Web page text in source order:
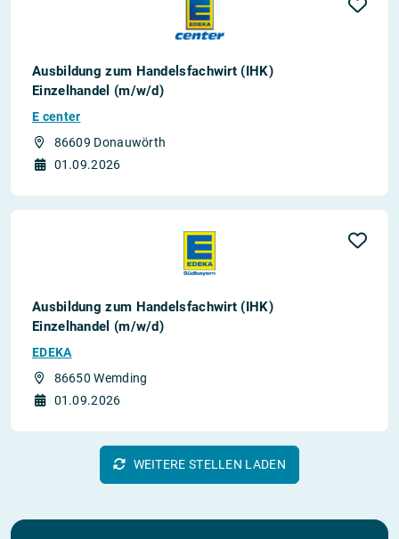
Ausbildung zum Handelsfachwirt (IHK)
Einzelhandel (m/w/d)
E center
86609 Donauwörth
01.09.2026
Ausbildung zum Handelsfachwirt (IHK)
Einzelhandel (m/w/d)
EDEKA
86650 Wemding
01.09.2026
WEITERE STELLEN LADEN